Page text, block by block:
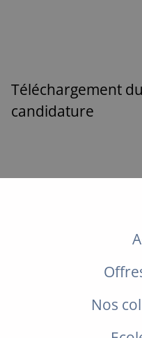
Téléchargement
candidature
Nos